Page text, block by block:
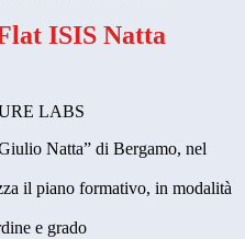
ISIS Natta
LABS
Natta” di Bergamo, nel
il piano formativo, in modalità
e grado